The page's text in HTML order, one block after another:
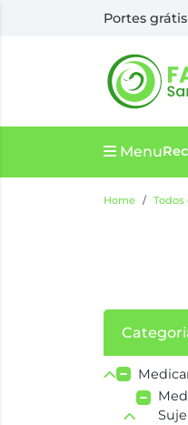
Portes
Menu
Home